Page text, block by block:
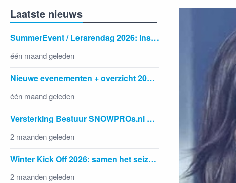
Laatste nieuws
SummerEvent / Lerarendag 2026: inspiratie, bijscholing en ontmoeting
één maand geleden
Nieuwe evenementen + overzicht 2026-2027
één maand geleden
Versterking Bestuur SNOWPROs.nl gezocht
2 maanden geleden
Winter Kick Off 2026: samen het seizoen starten in Sölden
2 maanden geleden